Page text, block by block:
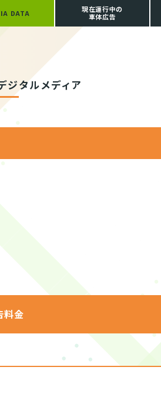
ジタルメディア
料金
DATA
現在運行中の
車体広告